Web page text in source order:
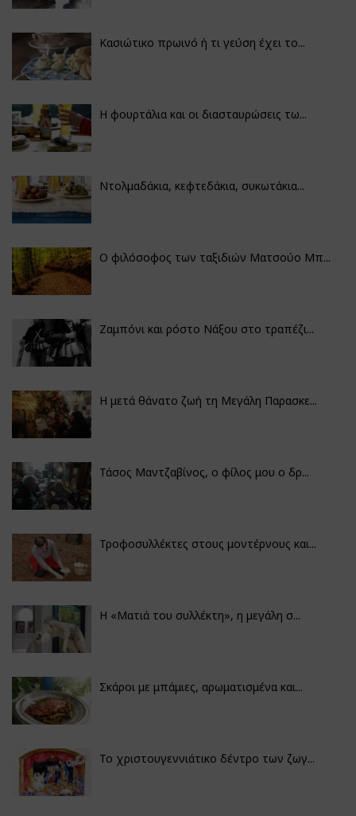
Κασιώτικο πρωινό ή τι γεύση έχει το...
Η φουρτάλια και οι διασταυρώσεις τω...
Ντολμαδάκια, κεφτεδάκια, συκωτάκια...
Ο φιλόσοφος των ταξιδιών Ματσούο Μπ...
Ζαμπόνι και ρόστο Νάξου στο τραπέζι...
Η μετά θάνατο ζωή τη Μεγάλη Παρασκε...
Τάσος Μαντζαβίνος, ο φίλος μου ο δρ...
Τροφοσυλλέκτες στους μοντέρνους και...
H «Ματιά του συλλέκτη», η μεγάλη σ...
Σκάροι με μπάμιες, αρωματισμένα και...
Το χριστουγεννιάτικο δέντρο των ζωγ...